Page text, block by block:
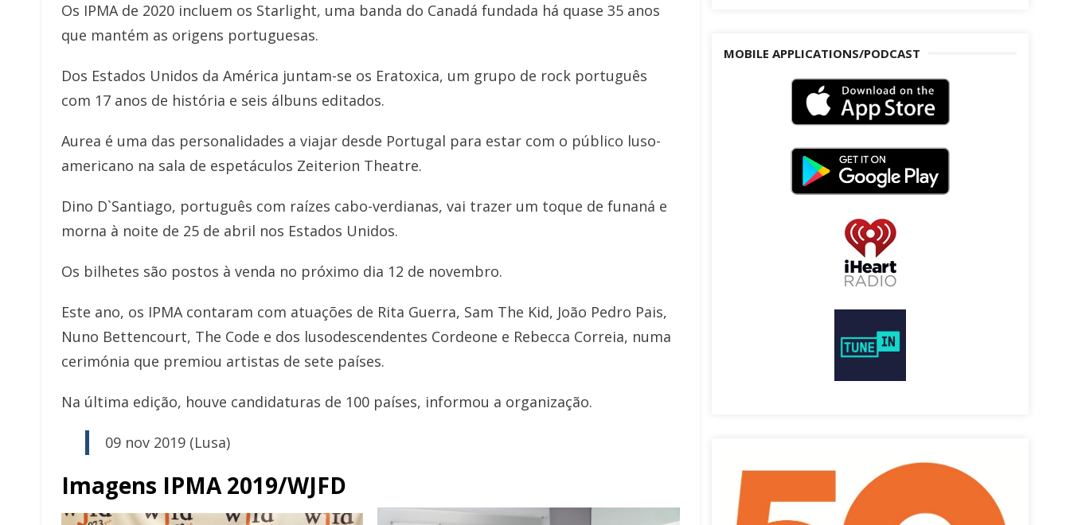
Os IPMA de 2020 incluem os Starlight, uma banda do Canadá fundada há quase 35 anos
que mantém as origens portuguesas.
Dos Estados Unidos da América juntam-se os Eratoxica, um grupo de rock português
com 17 anos de história e seis álbuns editados.
Aurea é uma das personalidades a viajar desde Portugal para estar com o público luso-
americano na sala de espetáculos Zeiterion Theatre.
Dino D`Santiago, português com raízes cabo-verdianas, vai trazer um toque de funaná e
morna à noite de 25 de abril nos Estados Unidos.
Os bilhetes são postos à venda no próximo dia 12 de novembro.
Este ano, os IPMA contaram com atuações de Rita Guerra, Sam The Kid, João Pedro Pais,
Nuno Bettencourt, The Code e dos lusodescendentes Cordeone e Rebecca Correia, numa
cerimónia que premiou artistas de sete países.
Na última edição, houve candidaturas de 100 países, informou a organização.
09 nov 2019 (Lusa)
Imagens IPMA 2019/WJFD
MOBILE APPLICATIONS/PODCAST